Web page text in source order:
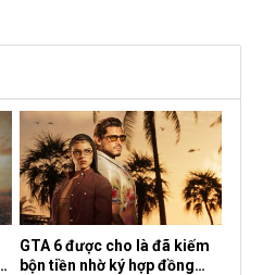
GTA 6 được cho là đã kiếm
bộn tiền nhờ ký hợp đồng